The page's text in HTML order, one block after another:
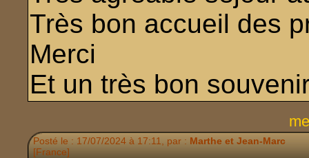
Très bon accueil des
Merci
Et un très bon
Posté le : 17/07/2024 à 17:11, par : Marthe et Jean-Marc
[France]